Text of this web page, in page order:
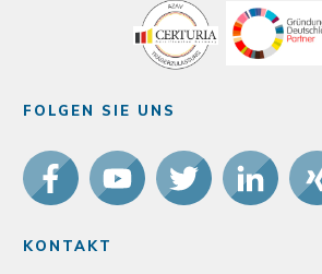
FOLGEN SIE UNS
KONTAKT